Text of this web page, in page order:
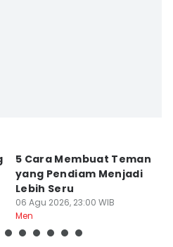
5 Cara Membuat Teman
yang Pendiam Menjadi
Lebih Seru
06 Agu 2026, 23:00 WIB
Men